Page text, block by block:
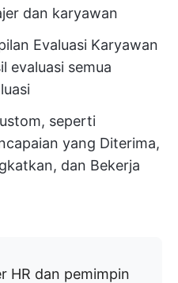
dan karyawan
Evaluasi Karyawan
evaluasi semua
seperti
yang Diterima,
dan Bekerja
HR dan pemimpin